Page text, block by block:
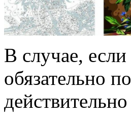
В случае,
обязательно